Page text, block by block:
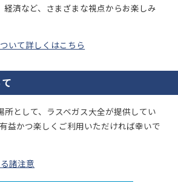
経済など、さまざまな視点からお楽しみ
いて詳しくはこちら
所として、ラスベガス大全が提供してい
益かつ楽しくご利用いただければ幸いで
諸注意